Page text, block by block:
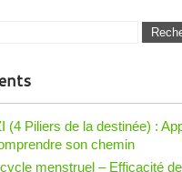
(4 Piliers de la destinée) :
son chemin
menstruel – Efficacité